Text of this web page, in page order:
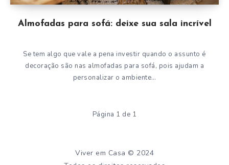
Almofadas para sofá: deixe sua sala incrível
Se tem algo que vale a pena investir quando o assunto é
decoração são nas almofadas para sofá, pois ajudam a
personalizar o ambiente…
Página 1 de 1
Viver em Casa © 2024